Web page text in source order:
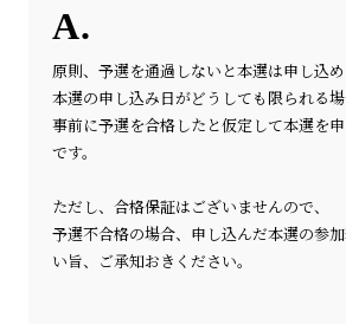
原則、予選を通過しないと本選は申し込め
本選の申し込み日がどうしても限られる場
事前に予選を合格したと仮定して本選を
です。
ただし、合格保証はございませんので、
予選不合格の場合、申し込んだ本選の参
い旨、ご承知おきください。